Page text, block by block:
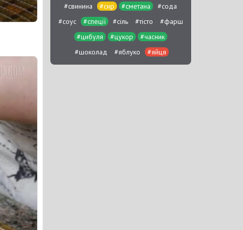
#свинина
#сир #сметана
#сода
#соус
#спеції #сіль #тісто
#фарш
#цибуля
#цукор
#часник
#шоколад
#яблуко #яйця